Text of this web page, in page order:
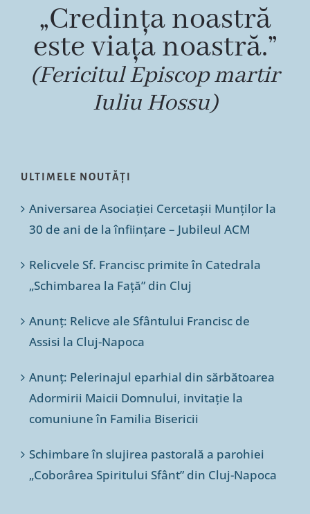
„Credința noastră
este viața noastră.”
(Fericitul Episcop martir
Iuliu Hossu)
ULTIMELE NOUTĂȚI
Aniversarea Asociației Cercetașii Munților la
30 de ani de la înființare – Jubileul ACM
Relicvele Sf. Francisc primite în Catedrala
„Schimbarea la Față” din Cluj
Anunț: Relicve ale Sfântului Francisc de
Assisi la Cluj-Napoca
Anunț: Pelerinajul eparhial din sărbătoarea
Adormirii Maicii Domnului, invitație la
comuniune în Familia Bisericii
Schimbare în slujirea pastorală a parohiei
„Coborârea Spiritului Sfânt” din Cluj-Napoca